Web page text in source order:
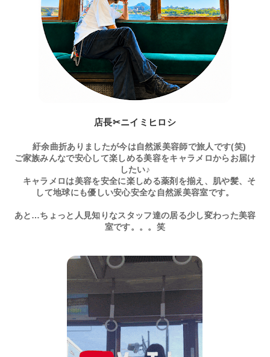
店長✂ニイミヒロシ
紆余曲折ありましたが今は自然派美容師で旅人です(笑)
ご家族みんなで安心して楽しめる美容をキャラメロからお届け
したい♪
キャラメロは美容を安全に楽しめる薬剤を揃え、肌や髪、そ
して地球にも優しい安心安全な自然派美容室です。
あと…ちょっと人見知りなスタッフ達の居る少し変わった美容
室です。。。笑